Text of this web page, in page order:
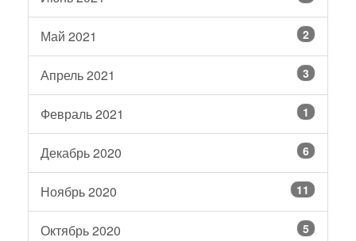
Май 2021 2
Апрель 2021 3
Февраль 2021 1
Декабрь 2020 6
Ноябрь 2020 11
Октябрь 2020 5